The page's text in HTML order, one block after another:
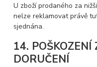
U zboží prodaného za
nelze reklamovat právě
sjednána.
14. POŠKOZENÍ
DORUČENÍ